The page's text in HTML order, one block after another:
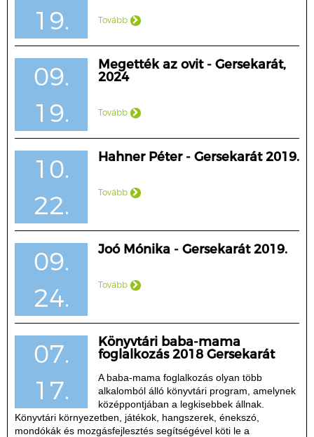
19.
Tovább
09.
19.
Megették az ovit - Gersekarát,
2024
Tovább
10.
22.
Hahner Péter - Gersekarát 2019.
Tovább
09.
24.
Joó Mónika - Gersekarát 2019.
Tovább
07.
17.
Könyvtári baba-mama
foglalkozás 2018 Gersekarát
A baba-mama foglalkozás olyan több
alkalomból álló könyvtári program, amelynek
középpontjában a legkisebbek állnak.
Könyvtári környezetben, játékok, hangszerek, énekszó,
mondókák és mozgásfejlesztés segítségével köti le a